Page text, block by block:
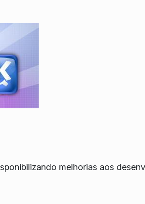
melhorias aos